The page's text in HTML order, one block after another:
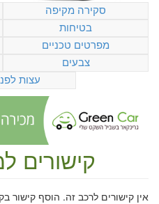
סקירה מקיפה
בטיחות
מפרטים טכניים
צבעים
עצות
קישורים
אין קישורים לרכב זה. הוסף קישור